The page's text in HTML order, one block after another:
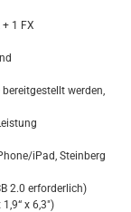
1 FX
werden,
iPad, Steinberg
2.0 erforderlich)
x 6,3")